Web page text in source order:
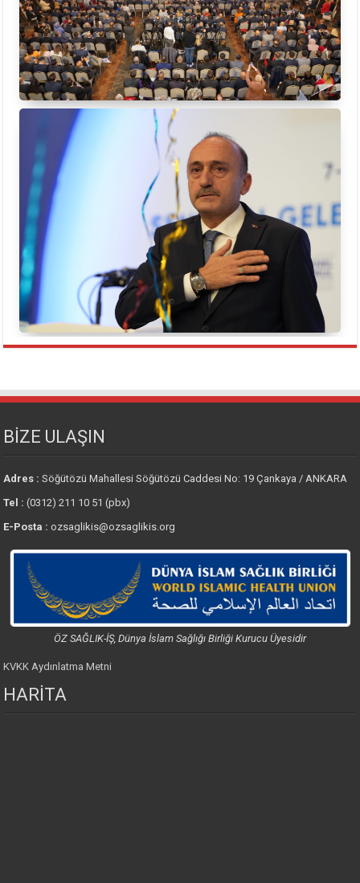
BİZE ULAŞIN
Adres :Söğütözü Mahallesi Söğütözü Caddesi No: 19 Çankaya / ANKARA
Tel : (0312) 211 10 51 (pbx)
E-Posta : ozsaglikis@ozsaglikis.org
ÖZ SAĞLIK-İŞ, Dünya İslam Sağlığı Birliği Kurucu Üyesidir
KVKK Aydınlatma Metni
HARİTA